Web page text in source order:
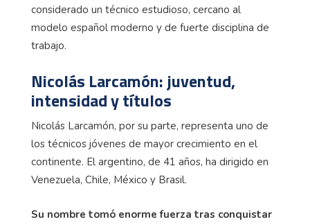
considerado un técnico estudioso, cercano al
modelo español moderno y de fuerte disciplina de
trabajo.
Nicolás Larcamón: juventud,
intensidad y títulos
Nicolás Larcamón, por su parte, representa uno de
los técnicos jóvenes de mayor crecimiento en el
continente. El argentino, de 41 años, ha dirigido en
Venezuela, Chile, México y Brasil.
Su nombre tomó enorme fuerza tras conquistar